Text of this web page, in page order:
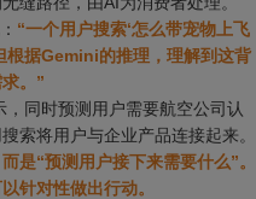
“一个用户搜索‘怎么带宠物上飞
根据Gemini的推理，理解到这背
。”
同时预测用户需要航空公司认
索将用户与企业产品连接起来。
是“预测用户接下来需要什么”。
针对性做出行动。